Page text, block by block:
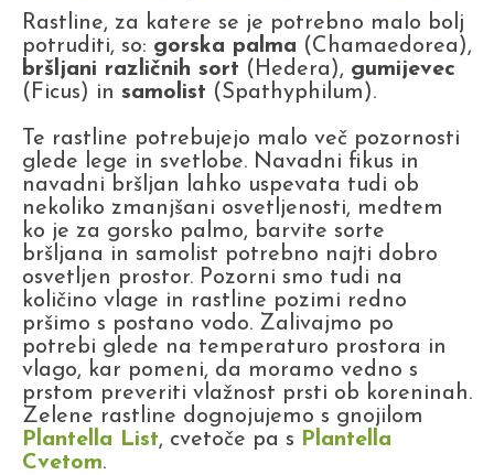
Rastline, za katere se je potrebno malo bolj
potruditi, so: gorska palma (Chamaedorea),
bršljani različnih sort (Hedera), gumijevec
(Ficus) in samolist (Spathyphilum).
Te rastline potrebujejo malo več pozornosti
glede lege in svetlobe. Navadni fikus in
navadni bršljan lahko uspevata tudi ob
nekoliko zmanjšani osvetljenosti, medtem
ko je za gorsko palmo, barvite sorte
bršljana in samolist potrebno najti dobro
osvetljen prostor. Pozorni smo tudi na
količino vlage in rastline pozimi redno
pršimo s postano vodo. Zalivajmo po
potrebi glede na temperaturo prostora in
vlago, kar pomeni, da moramo vedno s
prstom preveriti vlažnost prsti ob koreninah.
Zelene rastline dognojujemo s gnojilom
Plantella List, cvetoče pa s Plantella
Cvetom.